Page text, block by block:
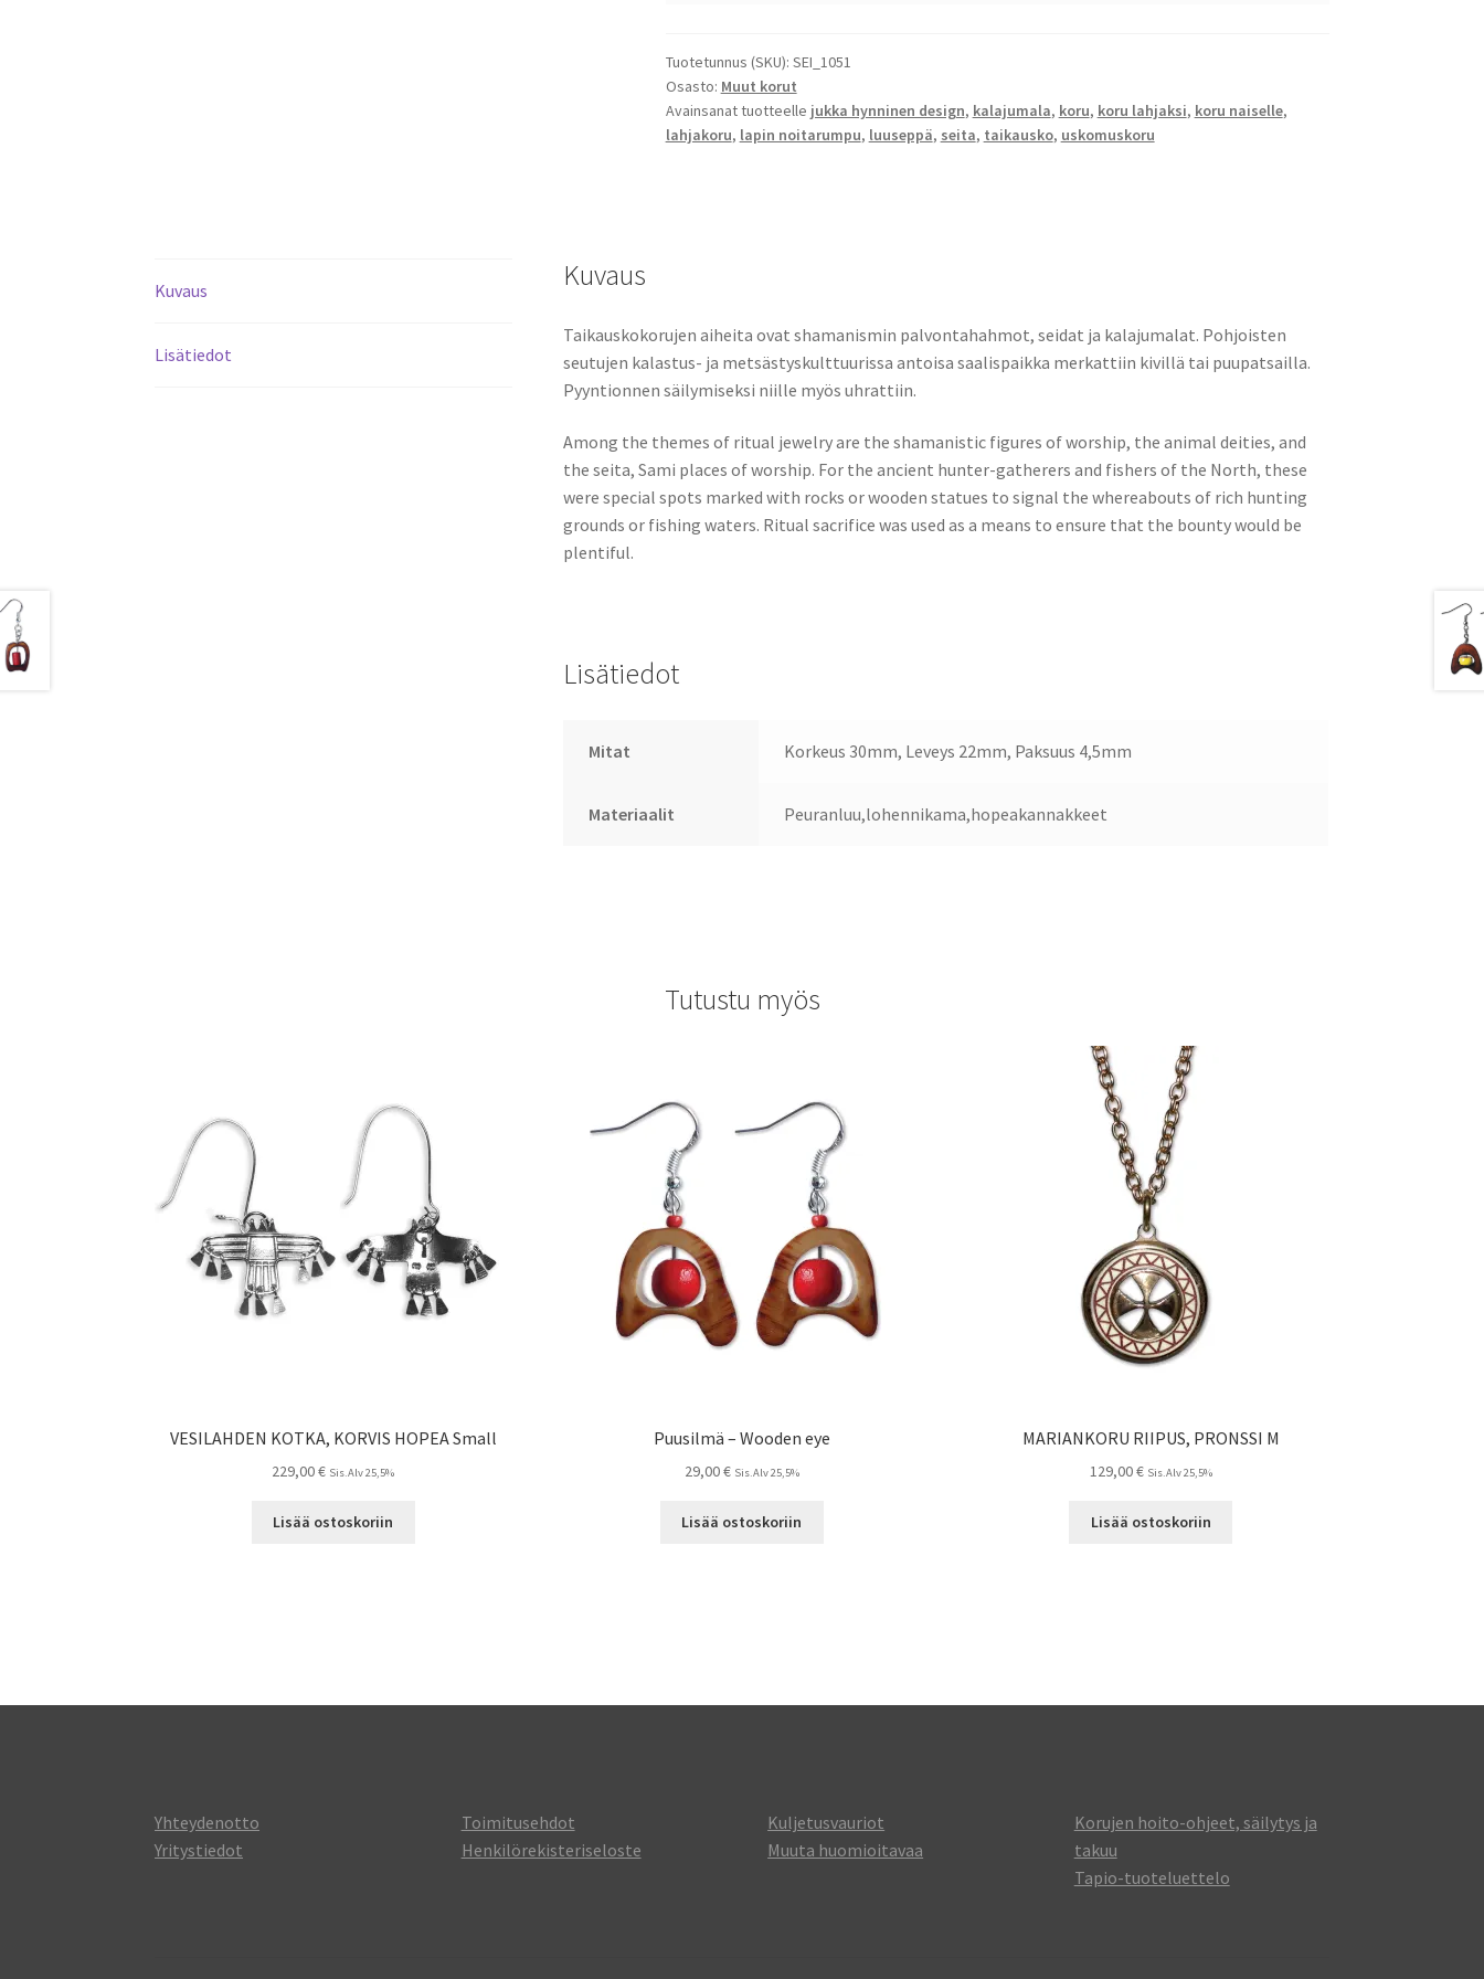
Tuotetunnus (SKU): SEI_1051
Osasto: Muut korut
Avainsanat tuotteelle jukka hynninen design, kalajumala, koru, koru lahjaksi, koru naiselle,
lahjakoru, lapin noitarumpu, luuseppä, seita, taikausko, uskomuskoru
Kuvaus
Lisätiedot
Kuvaus
Taikauskokorujen aiheita ovat shamanismin palvontahahmot, seidat ja kalajumalat. Pohjoisten
seutujen kalastus- ja metsästyskulttuurissa antoisa saalispaikka merkattiin kivillä tai puupatsailla.
Pyyntionnen säilymiseksi niille myös uhrattiin.
Among the themes of ritual jewelry are the shamanistic figures of worship, the animal deities, and
the seita, Sami places of worship. For the ancient hunter-gatherers and fishers of the North, these
were special spots marked with rocks or wooden statues to signal the whereabouts of rich hunting
grounds or fishing waters. Ritual sacrifice was used as a means to ensure that the bounty would be
plentiful.
Lisätiedot
Mitat Korkeus 30mm, Leveys 22mm, Paksuus 4,5mm
Materiaalit Peuranluu,lohennikama,hopeakannakkeet
Tutustu myös
VESILAHDEN KOTKA, KORVIS HOPEA Small
229,00€ Sis.Alv 25,5%
Lisää ostoskoriin
Puusilmä – Wooden eye
29,00€ Sis.Alv 25,5%
Lisää ostoskoriin
MARIANKORU RIIPUS, PRONSSI M
129,00€ Sis.Alv 25,5%
Lisää ostoskoriin
Yhteydenotto
Yritystiedot
Toimitusehdot
Henkilörekisteriseloste
Kuljetusvauriot
Muuta huomioitavaa
Korujen hoito-ohjeet, säilytys ja
takuu
Tapio-tuoteluettelo